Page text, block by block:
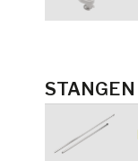
STANGEN